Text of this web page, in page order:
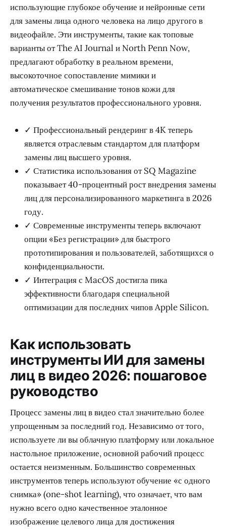
использующие глубокое обучение и нейронные сети
для замены лица одного человека на лицо другого в
видеофайле. Эти инструменты, такие как топовые
варианты от The AI Journal и North Penn Now,
предлагают обработку в реальном времени,
высокоточное сопоставление мимики и
автоматическое смешивание тонов кожи для
получения результатов профессионального уровня.
✓ Профессиональный рендеринг в 4K теперь
является отраслевым стандартом для платформ
замены лиц высшего уровня.
✓ Статистика использования от SQ Magazine
показывает 40-процентный рост внедрения замены
лиц для персонализированного маркетинга в 2026
году.
✓ Современные инструменты теперь включают
опции «Без регистрации» для быстрого
прототипирования и пользователей, заботящихся о
конфиденциальности.
✓ Интеграция с MacOS достигла пика
эффективности благодаря специальной
оптимизации для последних чипов Apple Silicon.
Как использовать
инструменты ИИ для замены
лиц в видео 2026: пошаговое
руководство
Процесс замены лиц в видео стал значительно более
упрощенным за последний год. Независимо от того,
используете ли вы облачную платформу или локальное
настольное приложение, основной рабочий процесс
остается неизменным. Большинство современных
инструментов теперь используют обучение «с одного
снимка» (one-shot learning), что означает, что вам
нужно всего одно качественное эталонное
изображение целевого лица для достижения